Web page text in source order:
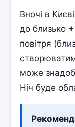
Вночі в
до близько
повітря
може
Ніч буде